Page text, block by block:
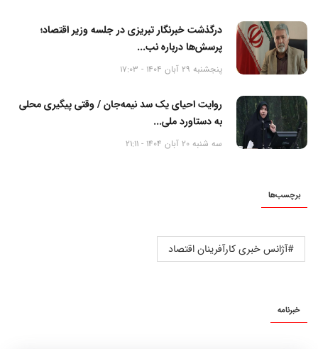
درگذشت خبرنگار تبریزی در جلسه وزیر اقتصاد؛
پرسش‌ها درباره نب...
پنجشنبه 29 آبان 1404 - 17:03
روایت احیای یک سد نیمه‌جان / وقتی پیگیری محلی
به دستاورد ملی...
سه شنبه 20 آبان 1404 - 21:11
برچسب‌ها
#آژانس خبری کارآفرینان اقتصاد
خبرنامه